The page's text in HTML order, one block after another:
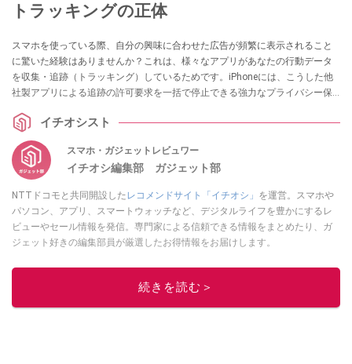
トラッキングの正体
スマホを使っている際、自分の興味に合わせた広告が頻繁に表示されること
に驚いた経験はありませんか？これは、様々なアプリがあなたの行動データ
を収集・追跡（トラッキング）しているためです。iPhoneには、こうした他
社製アプリによる追跡の許可要求を一括で停止できる強力なプライバシー保
ラッキング設定を解説します。
イチオシスト
スマホ・ガジェットレビュワー
イチオシ編集部 ガジェット部
NTTドコモと共同開設した レコメンドサイト「イチオシ」 を運営。スマホや
パソコン、アプリ、スマートウォッチなど、デジタルライフを豊かにするレ
ビューやセール情報を発信。専門家による信頼できる情報をまとめたり、ガ
ジェット好きの編集部員が厳選したお得情報をお届けします。
このイチオシストの他の記事を読む
続きを読む＞